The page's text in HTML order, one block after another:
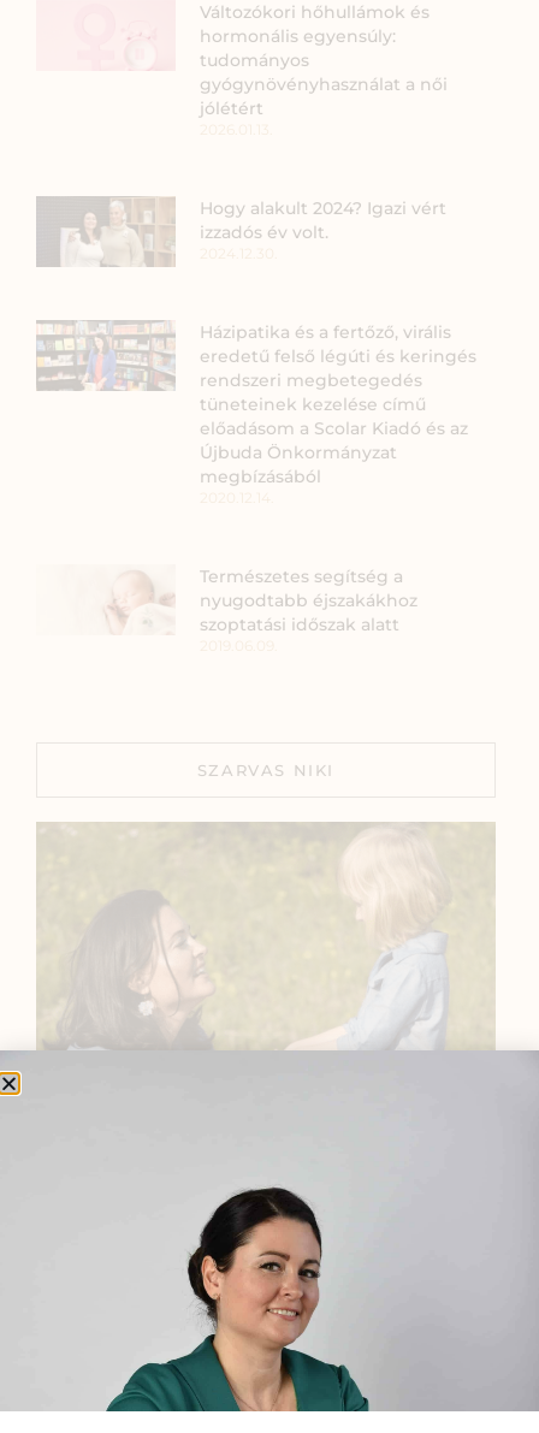
Változókori hőhullámok és
hormonális egyensúly:
tudományos
gyógynövényhasználat a női
jólétért
Hogy alakult 2024? Igazi vért
izzadós év volt.
Házipatika és a fertőző, virális
eredetű felső légúti és keringés
rendszeri megbetegedés
tüneteinek kezelése című
előadásom a Scolar Kiadó és az
Újbuda Önkormányzat
megbízásából
Természetes segítség a
nyugodtabb éjszakákhoz
szoptatási időszak alatt
SZARVAS NIKI
Sziasztok! Szarvas Niki vagyok, a HerbClinic alapítója,
egészségügyi biomérnök, fitoterapeuta és édesanya.
Küldetésem a gyógynövények hatékony
alkalmazásának oktatása, a gyermekek, a nők és a
férfiak egészségének megőrzése és helyreállítása.